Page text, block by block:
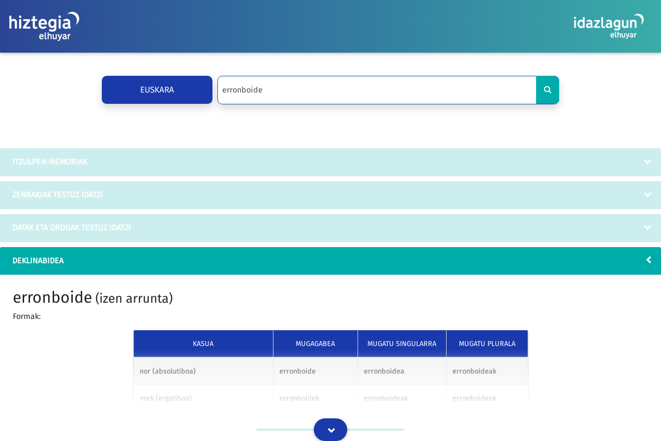
EUSKARA
ITZULPEN-MEMORIAK
ZENBAKIAK TESTUZ IDATZI
DATAK ETA ORDUAK TESTUZ IDATZI
DEKLINABIDEA
erronboide (izen arrunta)
Formak:
KASUA MUGAGABEA MUGATU SINGULARRA MUGATU PLURALA
nor (absolutiboa) erronboide erronboidea erronboideak
nork (ergatiboa) erronboidek erronboideak erronboideek
erronboideri